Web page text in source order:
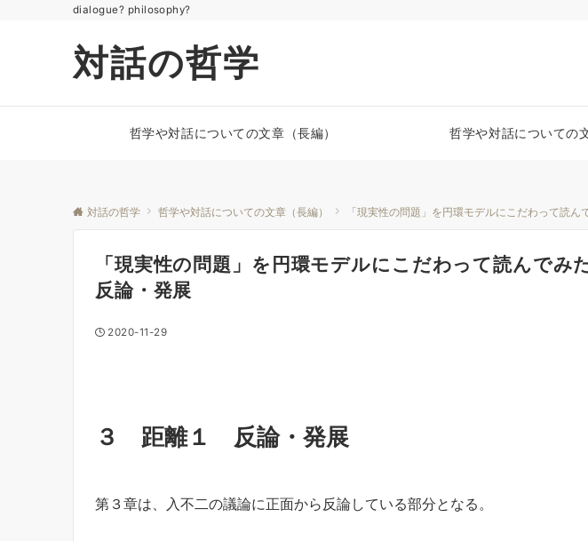
dialogue? philosophy?
対話の哲学
哲学や対話についての文章（長編） 哲学や対話についての
対話の哲学 哲学や対話についての文章（長編） 「現実性の問題」を円環モデルにこだわって読ん
「現実性の問題」を円環モデルにこだわって読ん
反論・発展
2020-11-29
３ 距離１ 反論・発展
第３章は、入不二の議論に正面から反論している部分となる。